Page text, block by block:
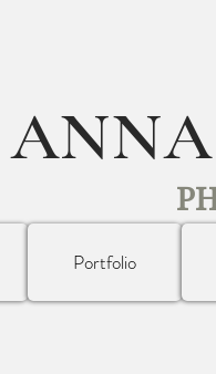
Portfolio